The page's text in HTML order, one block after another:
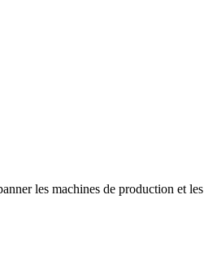
les machines de production et les